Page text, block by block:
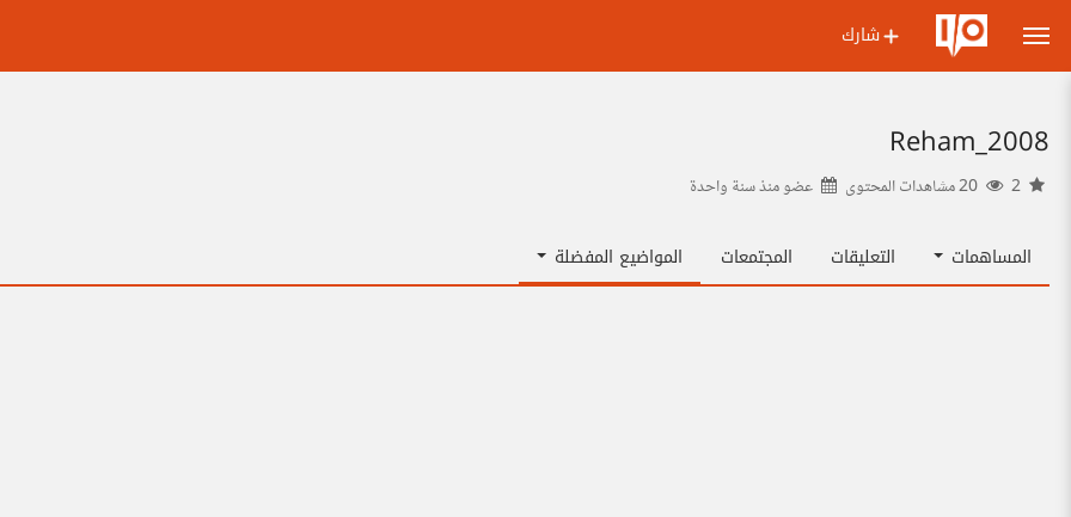
شارك
Reham_2008
عضو منذسنة واحدة
المساهمات التعليقات المجتمعات المواضيع المفضلة